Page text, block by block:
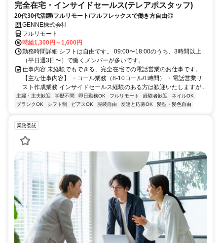
完全在宅・インサイドセールス(テレアポスタッフ)
20代30代活躍/フルリモート/フルフレックスで働き方自由◎
GENNE株式会社
フルリモート
時給1,300円～1,600円
勤務時間詳細 シフトは自由です。 09:00〜18:00のうち、3時間以上
（平日週3日〜）で働くメンバーが多いです。
仕事内容 未経験でもできる、完全在宅での電話営業のお仕事です。
【主な仕事内容】 ・コール業務（8-10コール/1時間） ・電話営業リ
スト作成業務 インサイドセールス経験のある方は歓迎いたしますが...
主婦・主夫歓迎 学歴不問 即日勤務OK フルリモート 経験者歓迎
ネイルOK
ブランクOK
シフト制 ピアスOK 服装自由 友達と応募OK 髪型・髪色自由
業務委託